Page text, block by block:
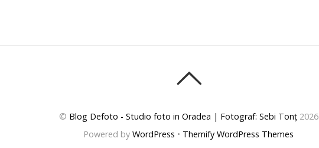
© Blog Defoto - Studio foto in Oradea | Fotograf: Sebi Tonț2026
Powered by WordPress • Themify WordPress Themes